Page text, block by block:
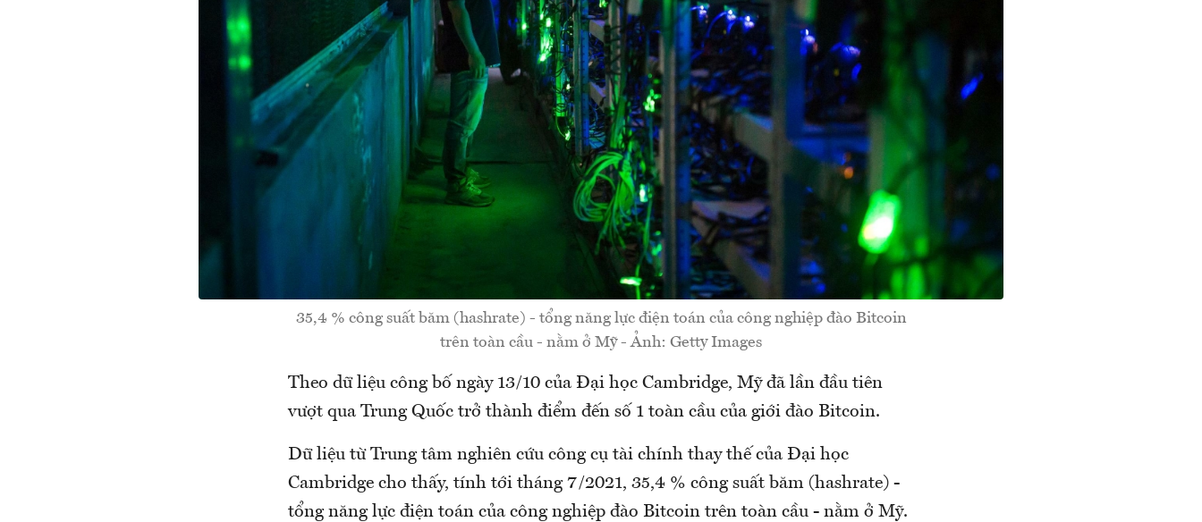
35,4 % công suất băm (hashrate) - tổng năng lực điện toán của công nghiệp đào Bitcoin
trên toàn cầu - nằm ở Mỹ - Ảnh: Getty Images
Theo dữ liệu công bố ngày 13/10 của Đại học Cambridge, Mỹ đã lần đầu tiên
vượt qua Trung Quốc trở thành điểm đến số 1 toàn cầu của giới đào Bitcoin.
Dữ liệu từ Trung tâm nghiên cứu công cụ tài chính thay thế của Đại học
Cambridge cho thấy, tính tới tháng 7/2021, 35,4 % công suất băm (hashrate) -
tổng năng lực điện toán của công nghiệp đào Bitcoin trên toàn cầu - nằm ở Mỹ.